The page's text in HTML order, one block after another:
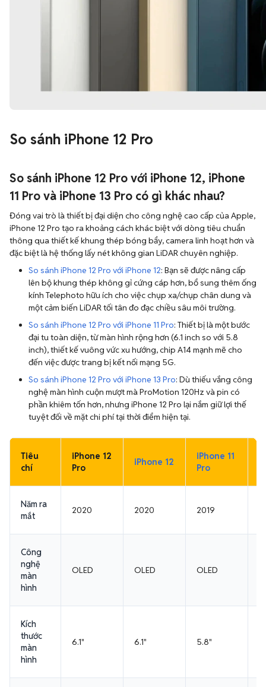
So sánh iPhone 12 Pro
So sánh iPhone 12 Pro với iPhone 12, iPhone
11 Pro và iPhone 13 Pro có gì khác nhau?
Đóng vai trò là thiết bị đại diện cho công nghệ cao cấp của Apple,
iPhone 12 Pro tạo ra khoảng cách khác biệt với dòng tiêu chuẩn
thông qua thiết kế khung thép bóng bẩy, camera linh hoạt hơn và
đặc biệt là hệ thống lấy nét không gian LiDAR chuyên nghiệp.
So sánh iPhone 12 Pro với iPhone 12: Bạn sẽ được nâng cấp
lên bộ khung thép không gỉ cứng cáp hơn, bổ sung thêm ống
kính Telephoto hữu ích cho việc chụp xa/chụp chân dung và
một cảm biến LiDAR tối tân đo đạc chiều sâu môi trường.
So sánh iPhone 12 Pro với iPhone 11 Pro: Thiết bị là một bước
đại tu toàn diện, từ màn hình rộng hơn (6.1 inch so với 5.8
inch), thiết kế vuông vức xu hướng, chip A14 mạnh mẽ cho
đến việc được trang bị kết nối mạng 5G.
So sánh iPhone 12 Pro với iPhone 13 Pro: Dù thiếu vắng công
nghệ màn hình cuộn mượt mà ProMotion 120Hz và pin có
phần khiêm tốn hơn, nhưng iPhone 12 Pro lại nắm giữ lợi thế
tuyệt đối về mặt chi phí tại thời điểm hiện tại.
Tiêu
chí
iPhone 12
Pro
iPhone 12
iPhone 11
Pro
Năm ra
mắt
2020 2020 2019
Công
nghệ
màn
hình
OLED OLED OLED
Kích
thước
màn
hình
6.1" 6.1" 5.8"